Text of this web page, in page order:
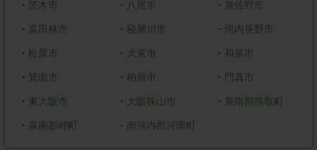
・ 茨木市 ・ 八尾市 ・ 泉佐野市
・ 富田林市 ・ 寝屋川市 ・ 河内長野市
・ 松原市 ・ 大東市 ・ 和泉市
・ 箕面市 ・ 柏原市 ・ 門真市
・ 東大阪市 ・ 大阪狭山市 ・ 泉南郡熊取町
・ 泉南郡岬町 ・ 南河内郡河南町